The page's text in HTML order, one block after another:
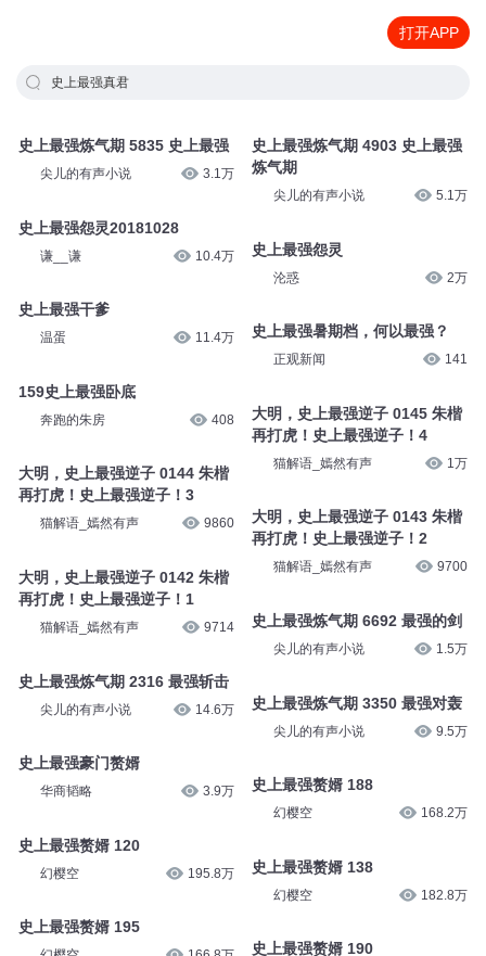
打开APP
史上最强真君
史上最强炼气期 5835 史上最强
尖儿的有声小说 3.1万
史上最强怨灵20181028
谦__谦 10.4万
史上最强干爹
温蛋 11.4万
159史上最强卧底
奔跑的朱房 408
大明，史上最强逆子 0144 朱楷
再打虎！史上最强逆子！3
猫解语_嫣然有声 9860
大明，史上最强逆子 0142 朱楷
再打虎！史上最强逆子！1
猫解语_嫣然有声 9714
史上最强炼气期 2316 最强斩击
尖儿的有声小说 14.6万
史上最强豪门赘婿
华商韬略 3.9万
史上最强赘婿 120
幻樱空 195.8万
史上最强赘婿 195
史上最强炼气期 4903 史上最强
炼气期
尖儿的有声小说 5.1万
史上最强怨灵
沦惑 2万
史上最强暑期档，何以最强？
正观新闻 141
大明，史上最强逆子 0145 朱楷
再打虎！史上最强逆子！4
猫解语_嫣然有声 1万
大明，史上最强逆子 0143 朱楷
再打虎！史上最强逆子！2
猫解语_嫣然有声 9700
史上最强炼气期 6692 最强的剑
尖儿的有声小说 1.5万
史上最强炼气期 3350 最强对轰
尖儿的有声小说 9.5万
史上最强赘婿 188
幻樱空 168.2万
史上最强赘婿 138
幻樱空 182.8万
史上最强赘婿 190